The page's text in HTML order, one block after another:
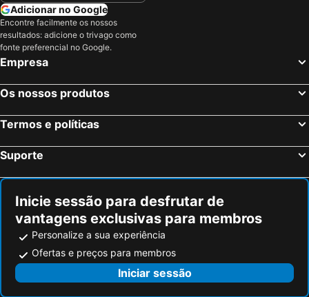
Adicionar no Google
Encontre facilmente os nossos
resultados: adicione o trivago como
fonte preferencial no Google.
Empresa
Os nossos produtos
Termos e políticas
Suporte
Inicie sessão para desfrutar de
vantagens exclusivas para membros
Personalize a sua experiência
Ofertas e preços para membros
Iniciar sessão